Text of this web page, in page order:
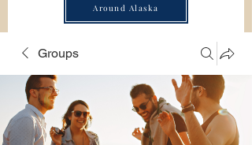
Around Alaska
Groups